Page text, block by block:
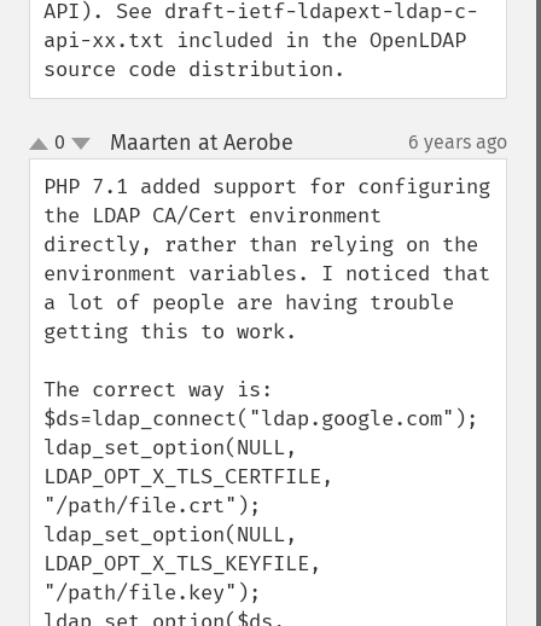
API). See draft-ietf-ldapext-ldap-c-
api-xx.txt included in the OpenLDAP
source code distribution.
up
down
0 Maarten at Aerobe 6 years ago
PHP 7.1 added support for configuring
the LDAP CA/Cert environment
directly, rather than relying on the
environment variables. I noticed that
a lot of people are having trouble
getting this to work.
The correct way is:
$ds=ldap_connect("ldap.google.com");
ldap_set_option(NULL,
LDAP_OPT_X_TLS_CERTFILE,
"/path/file.crt");
ldap_set_option(NULL,
LDAP_OPT_X_TLS_KEYFILE,
"/path/file.key");